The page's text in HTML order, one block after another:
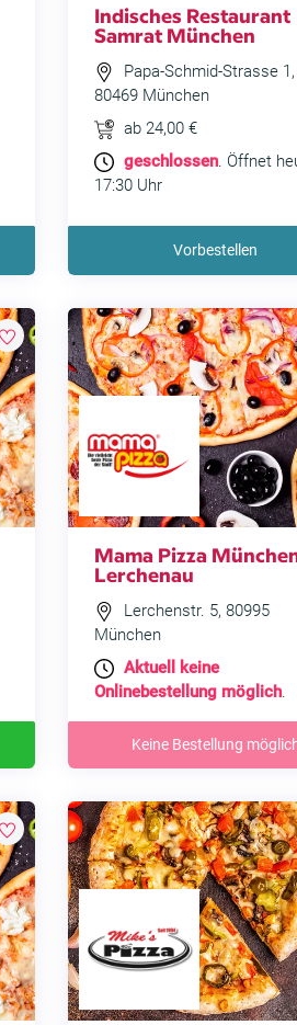
Indisches Restaurant
Samrat München
Papa-Schmid-Strasse 1,
80469 München
ab 24,00 €
geschlossen. Öffnet
17:30 Uhr
Vorbestellen
Mama Pizza
Lerchenau
Lerchenstr. 5, 80995
München
Aktuell keine
Onlinebestellung möglich.
Keine Bestellung